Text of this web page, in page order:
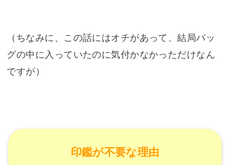
（ちなみに、この話にはオチがあって、結局バッ
グの中に入っていたのに気付かなかっただけなん
ですが）
印鑑が不要な理由